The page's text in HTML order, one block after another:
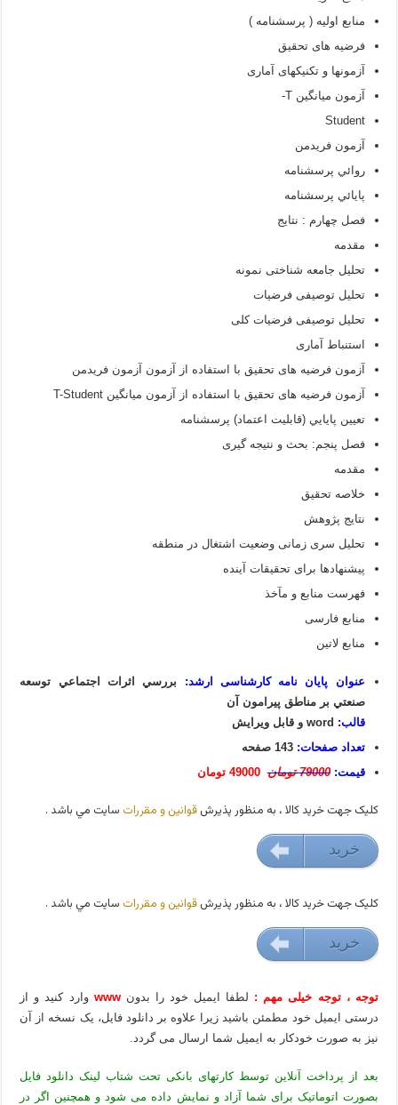
منابع اوليه ( پرسشنامه )
فرضیه های تحقیق
آزمونها و تکنیکهای آماری
آزمون میانگین T-
Student
آزمون فريدمن
روائي پرسشنامه
پايائي پرسشنامه
فصل چهارم : نتایج
مقدمه
تحلیل جامعه شناختی نمونه
تحلیل توصیفی فرضیات
تحلیل توصیفی فرضیات کلی
استنباط آماری
آزمون فرضیه های تحقیق با استفاده از آزمون آزمون فریدمن
آزمون فرضیه های تحقیق با استفاده از آزمون میانگین T-Student
تعيين پايايي (قابليت اعتماد) پرسشنامه
فصل پنجم: بحث و نتیجه گیری
مقدمه
خلاصه تحقیق
نتایج پژوهش
تحلیل سری زمانی وضعیت اشتغال در منطقه
پیشنهادها برای تحقیقات آینده
فهرست منابع و مآخذ
منابع فارسی
منابع لاتین
عنوان پایان نامه کارشناسی ارشد: بررسي اثرات اجتماعي توسعه
صنعتي بر مناطق پيرامون آن
قالب:
تعداد صفحات: 143 صفحه
قیمت:79000 تومان 49000 تومان
کليک جهت خريد کالا ، به منظور پذيرشقوانين و مقررات سايت مي باشد .
49000 تومان خريد
کليک جهت خريد کالا ، به منظور پذيرشقوانين و مقررات سايت مي باشد .
49000 تومان خريد
توجه ، توجه خیلی مهم : لطفا ایمیل خود را بدون www وارد کنید و از
درستی ایمیل خود مطمئن باشید زیرا علاوه بر دانلود فایل، یک نسخه از آن
نیز به صورت خودکار به ایمیل شما ارسال می گردد.
بعد از پرداخت آنلاین توسط کارتهای بانکی تحت شتاب لینک دانلود فایل
بصورت اتوماتیک برای شما آزاد و نمایش داده می شود و همچنین اگر در